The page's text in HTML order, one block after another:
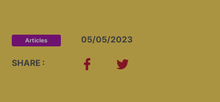
Articles 05/05/2023
SHARE :